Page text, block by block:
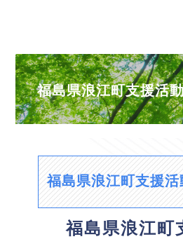
福島県浪江町支援活
福島県浪江町支援
福島県浪江町